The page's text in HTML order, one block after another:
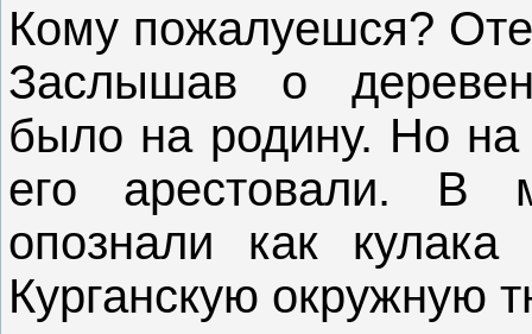
Кому пожалуешся?
Заслышав о
было на родину. Но на
его арестовали. В
опознали как
Курганскую окружную